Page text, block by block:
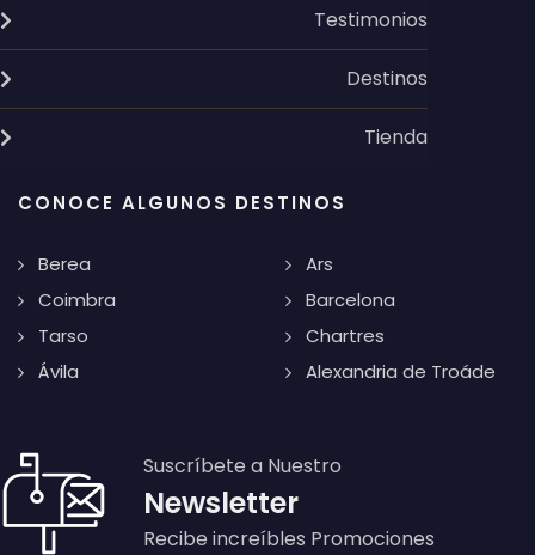
Testimonios
Destinos
Tienda
CONOCE ALGUNOS DESTINOS
Berea
Coimbra
Tarso
Ávila
Ars
Barcelona
Chartres
Alexandria de Troáde
Suscríbete a Nuestro
Newsletter
Recibe increíbles Promociones